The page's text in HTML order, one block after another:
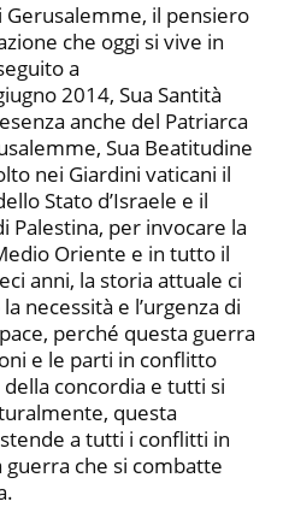
Gerusalemme, il pensiero
che oggi si vive in
a
2014, Sua Santità
anche del Patriarca
Sua Beatitudine
nei Giardini vaticani il
Stato d’Israele e il
Palestina, per invocare la
Oriente e in tutto il
anni, la storia attuale ci
necessità e l’urgenza di
perché questa guerra
e le parti in conflitto
concordia e tutti si
questa
a tutti i conflitti in
che si combatte